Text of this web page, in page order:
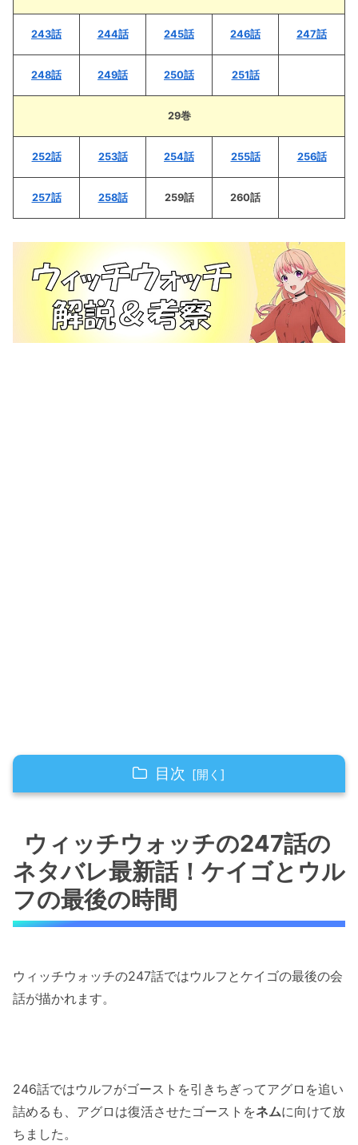
243話 244話 245話 246話 247話
248話 249話 250話 251話
29巻
252話 253話 254話 255話 256話
257話 258話 259話 260話
目次
ケイゴとウルフの最後の時間
ウィッチウォッチの247話のネタバレ最新話！
狼男・ケイゴ
ウィッチウォッチの247話のネタバレ最新話！
ウィッチウォッチの247話のネタバレ最新話！
アグロの最後の悪あがき！！
「ウィッチウォッチの247話のネタバレ最新
話！ケイゴ＆ウルフの最後のタッグ！！」まと
め
ウィッチウォッチの247話の
ネタバレ最新話！ケイゴとウル
フの最後の時間
ウィッチウォッチの247話ではウルフとケイゴの最後の会
話が描かれます。
246話ではウルフがゴーストを引きちぎってアグロを追い
詰めるも、アグロは復活させたゴーストをネムに向けて放
ちました。